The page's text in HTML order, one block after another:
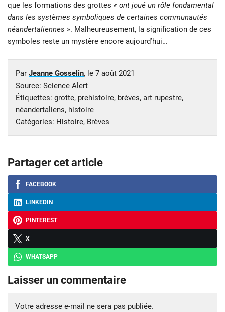
que les formations des grottes « ont joué un rôle fondamental
dans les systèmes symboliques de certaines communautés
néandertaliennes ». Malheureusement, la signification de ces
symboles reste un mystère encore aujourd’hui…
Par Jeanne Gosselin, le 7 août 2021
Source: Science Alert
Étiquettes: grotte, prehistoire, brèves, art rupestre,
néandertaliens, histoire
Catégories: Histoire, Brèves
Partager cet article
FACEBOOK
LINKEDIN
PINTEREST
X
WHATSAPP
Laisser un commentaire
Votre adresse e-mail ne sera pas publiée.